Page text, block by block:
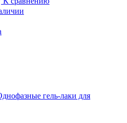
гель-лаки для